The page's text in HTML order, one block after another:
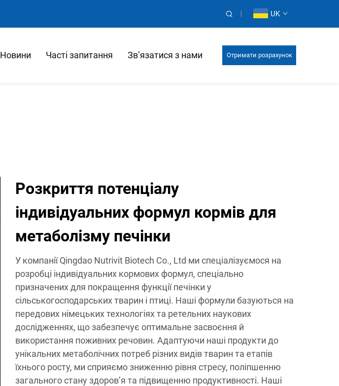
UK
Новини Часті запитання Зв’язатися з нами Отримати розрахунок
Розкриття потенціалу
індивідуальних формул кормів для
метаболізму печінки
У компанії Qingdao Nutrivit Biotech Co., Ltd ми спеціалізуємося на
розробці індивідуальних кормових формул, спеціально
призначених для покращення функції печінки у
сільськогосподарських тварин і птиці. Наші формули базуються на
передових німецьких технологіях та ретельних наукових
дослідженнях, що забезпечує оптимальне засвоєння й
використання поживних речовин. Адаптуючи наші продукти до
унікальних метаболічних потреб різних видів тварин та етапів
їхнього росту, ми сприяємо зниженню рівня стресу, поліпшенню
загального стану здоров’я та підвищенню продуктивності. Наші